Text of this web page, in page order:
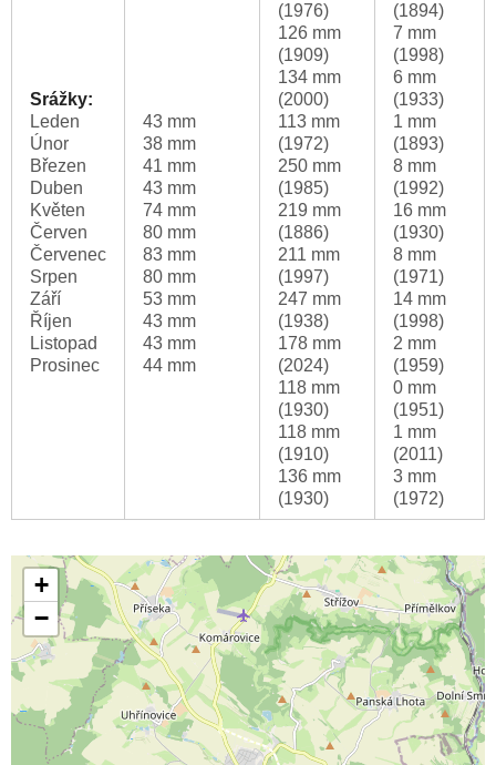
Srážky:
Leden
Únor
Březen
Duben
Květen
Červen
Červenec
Srpen
Září
Říjen
Listopad
Prosinec
43 mm
38 mm
41 mm
43 mm
74 mm
80 mm
83 mm
80 mm
53 mm
43 mm
43 mm
44 mm
(1976)
126 mm
(1909)
134 mm
(2000)
113 mm
(1972)
250 mm
(1985)
219 mm
(1886)
211 mm
(1997)
247 mm
(1938)
178 mm
(2024)
118 mm
(1930)
118 mm
(1910)
136 mm
(1930)
(1894)
7 mm
(1998)
6 mm
(1933)
1 mm
(1893)
8 mm
(1992)
16 mm
(1930)
8 mm
(1971)
14 mm
(1998)
2 mm
(1959)
0 mm
(1951)
1 mm
(2011)
3 mm
(1972)
+
−